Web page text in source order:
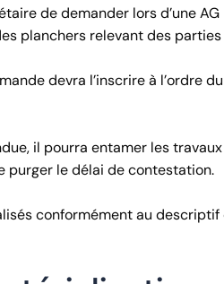
de demander lors d’une
planchers relevant des parties
devra l’inscrire à l’ordre
il pourra entamer les
purger le délai de contestation.
conformément au